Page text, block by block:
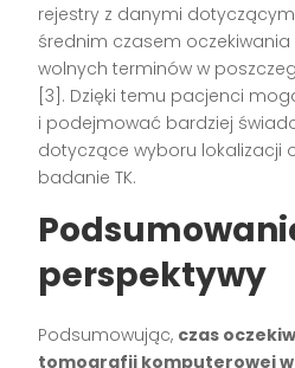
rejestry z danymi
średnim czasem
wolnych terminów w
[3] . Dzięki temu pacjenci
i podejmować bardziej
dotyczące wyboru lokalizacji
badanie TK.
perspektywy
Podsumowując, czas
tomografii komputerowej w